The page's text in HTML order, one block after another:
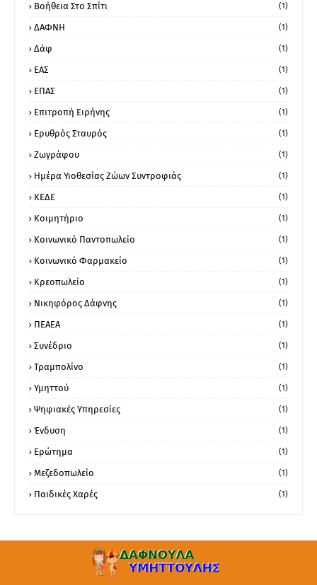
Βοήθεια Στο Σπίτι (1)
ΔΑΦΝΗ (1)
Δάφ (1)
ΕΑΣ (1)
ΕΠΑΣ (1)
Επιτροπή Ειρήνης (1)
Ερυθρός Σταυρός (1)
Ζωγράφου (1)
Ημέρα Υιοθεσίας Ζώων Συντροφιάς (1)
ΚΕΔΕ (1)
Κοιμητήριο (1)
Κοινωνικό Παντοπωλείο (1)
Κοινωνικό Φαρμακείο (1)
Κρεοπωλείο (1)
Νικηφόρος Δάφνης (1)
ΠΕΑΕΑ (1)
Συνέδριο (1)
Τραμπολίνο (1)
Υμηττού (1)
Ψηφιακές Υπηρεσίες (1)
Ένδυση (1)
Ερώτημα (1)
Μεζεδοπωλείο (1)
Παιδικές Χαρές (1)